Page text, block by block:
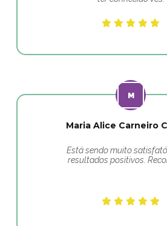
Maria Alice Carneiro
Está sendo muito
resultados positivos.